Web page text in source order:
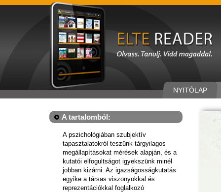
NYITÓLAP
A tartalomból:
A pszichológiában szubjektív
tapasztalatokról teszünk tárgyilagos
megállapításokat mérések alapján, és a
kutatói elfogultságot igyekszünk minél
jobban kizárni. Az igazságosságkutatás
egyike a társas viszonyokkal és
reprezentációkkal foglalkozó